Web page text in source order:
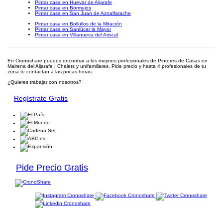
Pintar casa en Huevar de Aljarafe
Pintar casa en Bormujos
Pintar casa en San Juan de Aznalfarache
Pintar casa en Bollullos de la Mitación
Pintar casa en Sanlúcar la Mayor
Pintar casa en Villanueva del Ariscal
En Cronoshare puedes encontrar a los mejores profesionales de Pintores de Casas en
Mairena del Aljarafe | Chalets y unifamiliares. Pide precio y hasta 4 profesionales de tu
zona te contactan a las pocas horas.
¿Quieres trabajar con nosotros?
Regístrate Gratis
Pide Precio Gratis